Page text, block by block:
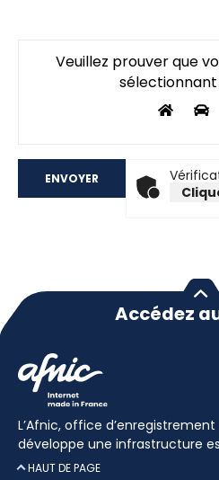
Veuillez prouver que
sélectionnant
Accédez
L’Afnic, office
développe une infrastructure
HAUT DE PAGE